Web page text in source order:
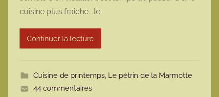
a
r
m
t
e
cuisine plus fraîche. Je
Continuer la lecture
Cuisine de printemps, Le pétrin de la Marmotte
44 commentaires